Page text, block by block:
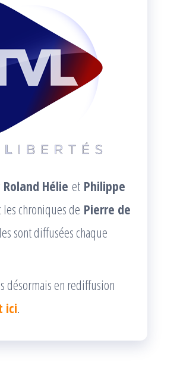
Roland Hélie et Philippe
les chroniques de Pierre de
sont diffusées chaque
désormais en rediffusion
ici.